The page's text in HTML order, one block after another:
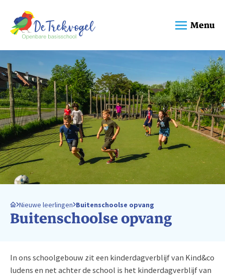
Menu
Nieuwe leerlingen Buitenschoolse opvang
Buitenschoolse opvang
In ons schoolgebouw zit een kinderdagverblijf van Kind&co
ludens en net achter de school is het kinderdagverblijf van